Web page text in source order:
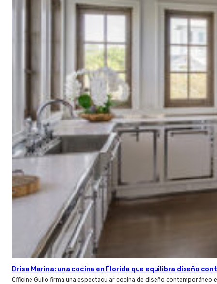
Brisa Marina: una cocina en Florida que equilibra diseño
Officine Gullo firma una espectacular cocina de diseño contemporáneo